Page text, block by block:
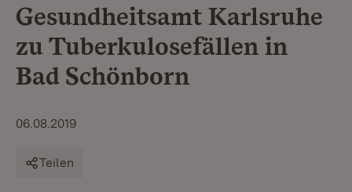
Gesundheitsamt Karlsruhe
zu Tuberkulosefällen in
Bad Schönborn
06.08.2019
Teilen